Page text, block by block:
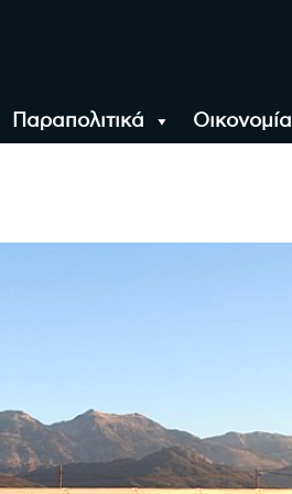
Παραπολιτικά Οικονομία